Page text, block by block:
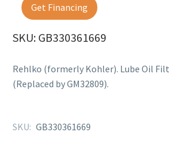
Get Financing
SKU: GB330361669
Rehlko (formerly Kohler). Lube Oil
(Replaced by GM32809).
SKU: GB330361669